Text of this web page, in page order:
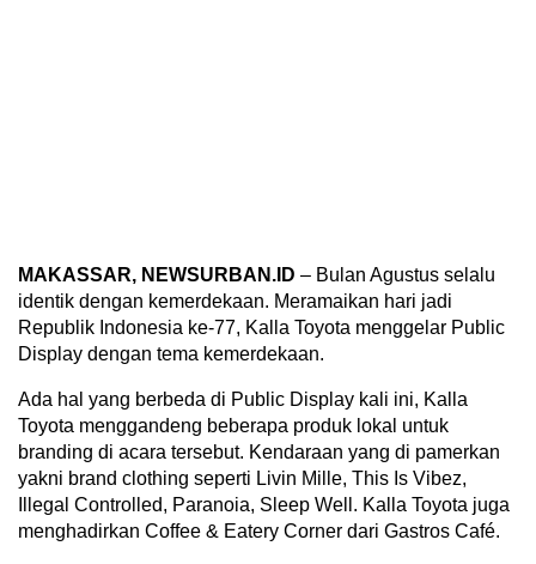
MAKASSAR, NEWSURBAN.ID – Bulan Agustus selalu
identik dengan kemerdekaan. Meramaikan hari jadi
Republik Indonesia ke-77, Kalla Toyota menggelar Public
Display dengan tema kemerdekaan.
Ada hal yang berbeda di Public Display kali ini, Kalla
Toyota menggandeng beberapa produk lokal untuk
branding di acara tersebut. Kendaraan yang di pamerkan
yakni brand clothing seperti Livin Mille, This Is Vibez,
Illegal Controlled, Paranoia, Sleep Well. Kalla Toyota juga
menghadirkan Coffee & Eatery Corner dari Gastros Café.